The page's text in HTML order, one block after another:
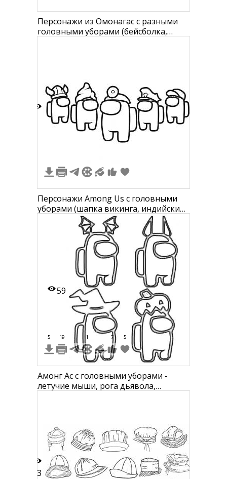
Персонажи из Омонагас с разными
головными уборами (бейсболка,
шляпа, корона, зимняя шапка)
Персонажи Among Us с головными
уборами (шапка викинга, индийский
головной убор, медицинская шапка с
отражателем, полицейская фуражка)
59
5 19 1 7 5
Амонг Ас с головными уборами -
летучие мыши, рога дьявола,
13